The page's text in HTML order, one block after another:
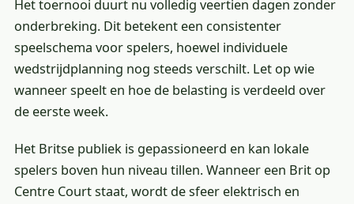
Het toernooi duurt nu volledig veertien dagen zonder
onderbreking. Dit betekent een consistenter
speelschema voor spelers, hoewel individuele
wedstrijdplanning nog steeds verschilt. Let op wie
wanneer speelt en hoe de belasting is verdeeld over
de eerste week.
Het Britse publiek is gepassioneerd en kan lokale
spelers boven hun niveau tillen. Wanneer een Brit op
Centre Court staat, wordt de sfeer elektrisch en